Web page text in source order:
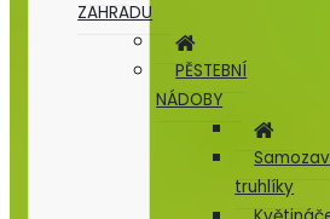
ZAHRADU
PĚSTEBNÍ
NÁDOBY
truhlíky